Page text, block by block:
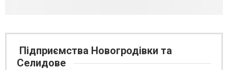
Підприємства Новогродівки та
Селидове